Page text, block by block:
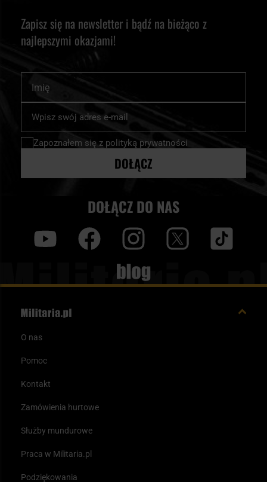
Zapisz się na newsletter i bądź na bieżąco z
najlepszymi okazjami!
nasz
newsletter:
Zapoznałem się z polityką prywatności
DOŁĄCZ
DOŁĄCZ DO NAS
Blog
O nas
Pomoc
Kontakt
Zamówienia hurtowe
Służby mundurowe
Praca w Militaria.pl
Podziękowania